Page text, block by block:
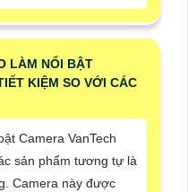
LÀM NỔI BẬT
KIỆM SO VỚI CÁC
Camera VanTech
sản phẩm tương tự là
Camera này được